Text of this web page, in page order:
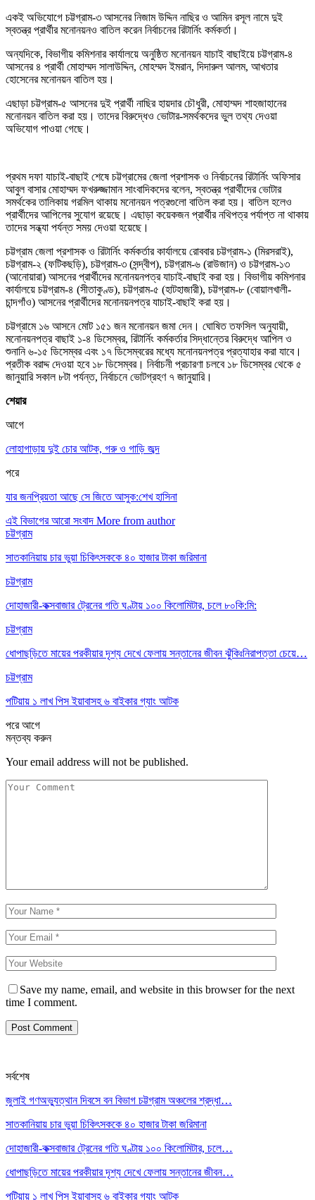
একই অভিযোগে চট্টগ্রাম-৩ আসনের নিজাম উদ্দিন নাছির ও আমিন রসূল নামে দুই
স্বতন্ত্র প্রার্থীর মনোনয়নও বাতিল করেন নির্বাচনের রিটার্নিং কর্মকর্তা।
অন্যদিকে, বিভাগীয় কমিশনার কার্যালয়ে অনুষ্ঠিত মনোনয়ন যাচাই বাছাইয়ে চট্টগ্রাম-৪
আসনের ৪ প্রার্থী মোহাম্মদ সালাউদ্দিন, মোহম্মদ ইমরান, দিদারুল আলম, আখতার
হোসেনের মনোনয়ন বাতিল হয়।
এছাড়া চট্টগ্রাম-৫ আসনের দুই প্রার্থী নাছির হায়দার চৌধুরী, মোহাম্মদ শাহজাহানের
মনোনয়ন বাতিল করা হয়। তাদের বিরুদ্ধেও ভোটার-সমর্থকদের ভুল তথ্য দেওয়া
অভিযোগ পাওয়া গেছে।
প্রথম দফা যাচাই-বাছাই শেষে চট্টগ্রামের জেলা প্রশাসক ও নির্বাচনের রিটার্নিং অফিসার
আবুল বাসার মোহাম্মদ ফখরুজ্জামান সাংবাদিকদের বলেন, স্বতন্ত্র প্রার্থীদের ভোটার
সমর্থকের তালিকায় গরমিল থাকায় মনোনয়ন পত্রগুলো বাতিল করা হয়। বাতিল হলেও
প্রার্থীদের আপিলের সুযোগ রয়েছে। এছাড়া কয়েকজন প্রার্থীর নথিপত্র পর্যাপ্ত না থাকায়
তাদের সন্ধ্যা পর্যন্ত সময় দেওয়া হয়েছে।
চট্টগ্রাম জেলা প্রশাসক ও রিটার্নিং কর্মকর্তার কার্যালয়ে রোববার চট্টগ্রাম-১ (মিরসরাই),
চট্টগ্রাম-২ (ফটিকছড়ি), চট্টগ্রাম-৩ (সন্দ্বীপ), চট্টগ্রাম-৬ (রাউজান) ও চট্টগ্রাম-১৩
(আনোয়ারা) আসনের প্রার্থীদের মনোনয়নপত্র যাচাই-বাছাই করা হয়। বিভাগীয় কমিশনার
কার্যালয়ে চট্টগ্রাম-৪ (সীতাকুণ্ড), চট্টগ্রাম-৫ (হাটহাজারী), চট্টগ্রাম-৮ (বোয়ালখালী-
চান্দগাঁও) আসনের প্রার্থীদের মনোনয়নপত্র যাচাই-বাছাই করা হয়।
চট্টগ্রামে ১৬ আসনে মোট ১৫১ জন মনোনয়ন জমা দেন। ঘোষিত তফসিল অনুযায়ী,
মনোনয়নপত্র বাছাই ১-৪ ডিসেম্বর, রিটার্নিং কর্মকর্তার সিদ্ধান্তের বিরুদ্ধে আপিল ও
শুনানি ৬-১৫ ডিসেম্বর এবং ১৭ ডিসেম্বরের মধ্যে মনোনয়নপত্র প্রত্যাহার করা যাবে।
প্রতীক বরাদ্দ দেওয়া হবে ১৮ ডিসেম্বর। নির্বাচনী প্রচারণা চলবে ১৮ ডিসেম্বর থেকে ৫
জানুয়ারি সকাল ৮টা পর্যন্ত, নির্বাচনে ভোটগ্রহণ ৭ জানুয়ারি।
শেয়ার
আগে
লোহাগাড়ায় দুই চোর আটক, গরু ও গাড়ি জব্দ
পরে
যার জনপ্রিয়তা আছে সে জিতে আসুক:শেখ হাসিনা
এই বিভাগের আরো সংবাদ More from author
চট্টগ্রাম
সাতকানিয়ায় চার ভুয়া চিকিৎসককে ৪০ হাজার টাকা জরিমানা
চট্টগ্রাম
দোহাজারী-কক্সবাজার ট্রেনের গতি ঘণ্টায় ১০০ কিলোমিটার, চলে ৮০কি:মি:
চট্টগ্রাম
ধোপাছড়িতে মায়ের পরকীয়ার দৃশ্য দেখে ফেলায় সন্তানের জীবন ঝুঁকিঃনিরাপত্তা চেয়ে…
চট্টগ্রাম
পটিয়ায় ১ লাখ পিস ইয়াবাসহ ৬ বাইকার গ্যাং আটক
পরেআগে
মন্তব্য করুন
Your email address will not be published.
Save my name, email, and website in this browser for the next
time I comment.
সর্বশেষ
জুলাই গণঅভ্যুত্থান দিবসে বন বিভাগ চট্টগ্রাম অঞ্চলের শ্রদ্ধা…
সাতকানিয়ায় চার ভুয়া চিকিৎসককে ৪০ হাজার টাকা জরিমানা
দোহাজারী-কক্সবাজার ট্রেনের গতি ঘণ্টায় ১০০ কিলোমিটার, চলে…
ধোপাছড়িতে মায়ের পরকীয়ার দৃশ্য দেখে ফেলায় সন্তানের জীবন…
পটিয়ায় ১ লাখ পিস ইয়াবাসহ ৬ বাইকার গ্যাং আটক